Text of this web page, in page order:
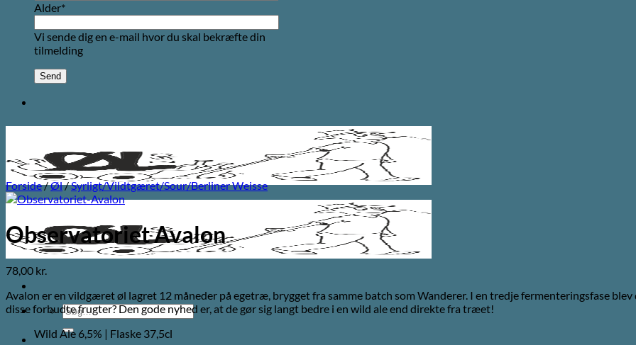
Alder*
Vi sende dig en e-mail hvor du skal bekræfte din
tilmelding
Søg
efter:
Forside/Øl/Syrligt/Vildtgæret/Sour/Berliner Weisse
Observatoriet Avalon
78,00 kr.
Avalon er en vildgæret øl lagret 12 måneder på egetræ, brygget fra samme batch som Wanderer. I en tredje fermenteringsfase
disse forbudte frugter? Den gode nyhed er, at de gør sig langt bedre i en wild ale end direkte fra træet!
Wild Ale 6,5% | Flaske 37,5cl